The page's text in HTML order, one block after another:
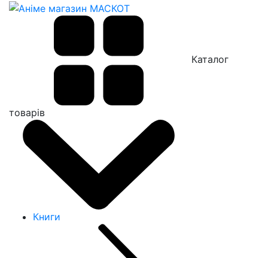
Каталог
товарів
Книги